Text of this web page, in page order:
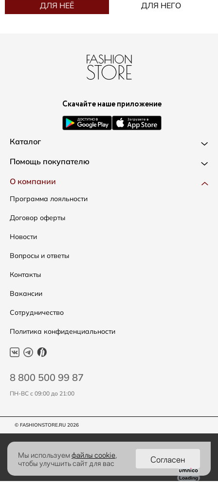
ДЛЯ НЕЁ ДЛЯ НЕГО
Скачайте наше приложение
Каталог
Новинки
Одежда
Сумки
Аксессуары
Распродажа
Подарочные сертификаты
Помощь покупателю
Доставка и оплата
Как оформить заказ
Условия возвратов
Таблица размеров
Уход за одеждой
О компании
Программа лояльности
Договор оферты
Новости
Вопросы и ответы
Контакты
Вакансии
Сотрудничество
Политика конфиденциальности
8 800 500 99 87
ПН-ВС с 09:00 до 21:00
© FASHIONSTORE.RU 2026
Мы используемфайлы cookie
чтобы улучшить сайт для вас Согласен
Loading